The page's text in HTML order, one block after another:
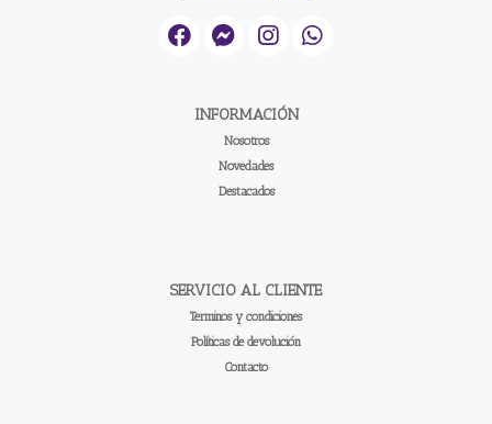
INFORMACIÓN
Nosotros
Novedades
Destacados
SERVICIO AL CLIENTE
Terminos y condiciones
Políticas de devolución
Contacto